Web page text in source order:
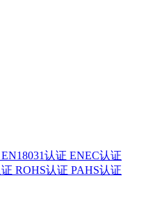
EN18031认证 ENEC认证
ROHS认证 PAHS认证